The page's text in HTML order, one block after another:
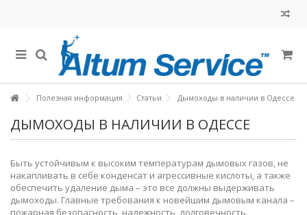
Полезная информация Статьи Дымоходы в наличии в Одессе
ДЫМОХОДЫ В НАЛИЧИИ В ОДЕССЕ
Быть устойчивым к высоким температурам дымовых газов, не
накапливать в себе конденсат и агрессивные кислоты, а также
обеспечить удаление дыма – это все должны выдерживать
дымоходы. Главные требования к новейшим дымовым канала –
пожарная безопасность, надежность, долговечность.